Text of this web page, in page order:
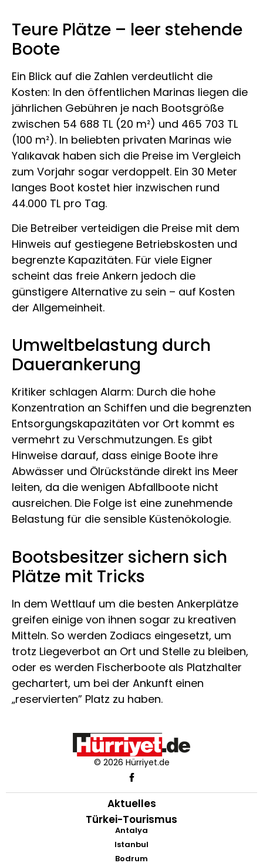
Teure Plätze – leer stehende
Boote
Ein Blick auf die Zahlen verdeutlicht die
Kosten: In den öffentlichen Marinas liegen die
jährlichen Gebühren je nach Bootsgröße
zwischen 54 688 TL (20 m²) und 465 703 TL
(100 m²). In beliebten privaten Marinas wie
Yalıkavak haben sich die Preise im Vergleich
zum Vorjahr sogar verdoppelt. Ein 30 Meter
langes Boot kostet hier inzwischen rund
44.000 TL pro Tag.
Die Betreiber verteidigen die Preise mit dem
Hinweis auf gestiegene Betriebskosten und
begrenzte Kapazitäten. Für viele Eigner
scheint das freie Ankern jedoch die
günstigere Alternative zu sein – auf Kosten
der Allgemeinheit.
Umweltbelastung durch
Dauerankerung
Kritiker schlagen Alarm: Durch die hohe
Konzentration an Schiffen und die begrenzten
Entsorgungskapazitäten vor Ort kommt es
vermehrt zu Verschmutzungen. Es gibt
Hinweise darauf, dass einige Boote ihre
Abwässer und Ölrückstände direkt ins Meer
leiten, da die wenigen Abfallboote nicht
ausreichen. Die Folge ist eine zunehmende
Belastung für die sensible Küstenökologie.
Bootsbesitzer sichern sich
Plätze mit Tricks
In dem Wettlauf um die besten Ankerplätze
greifen einige von ihnen sogar zu kreativen
Mitteln. So werden Zodiacs eingesetzt, um
trotz Liegeverbot an Ort und Stelle zu bleiben,
oder es werden Fischerboote als Platzhalter
gechartert, um bei der Ankunft einen
„reservierten” Platz zu haben.
© 2026 Hürriyet.de
Aktuelles
Türkei-Tourismus
Antalya
Istanbul
Bodrum